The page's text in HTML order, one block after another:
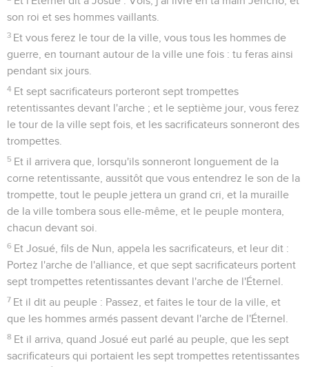
son roi et ses hommes vaillants.
3 Et vous ferez le tour de la ville, vous tous les hommes de
guerre, en tournant autour de la ville une fois : tu feras ainsi
pendant six jours.
4 Et sept sacrificateurs porteront sept trompettes
retentissantes devant l'arche ; et le septième jour, vous ferez
le tour de la ville sept fois, et les sacrificateurs sonneront des
trompettes.
5 Et il arrivera que, lorsqu'ils sonneront longuement de la
corne retentissante, aussitôt que vous entendrez le son de la
trompette, tout le peuple jettera un grand cri, et la muraille
de la ville tombera sous elle-même, et le peuple montera,
chacun devant soi.
6 Et Josué, fils de Nun, appela les sacrificateurs, et leur dit :
Portez l'arche de l'alliance, et que sept sacrificateurs portent
sept trompettes retentissantes devant l'arche de l'Éternel.
7 Et il dit au peuple : Passez, et faites le tour de la ville, et
que les hommes armés passent devant l'arche de l'Éternel.
8 Et il arriva, quand Josué eut parlé au peuple, que les sept
sacrificateurs qui portaient les sept trompettes retentissantes